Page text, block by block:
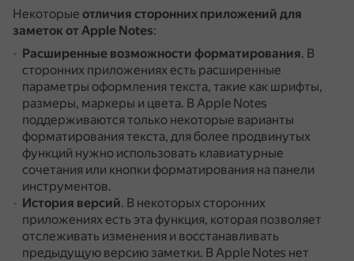
Некоторые отличия сторонних приложений для
заметок от Apple Notes:
Расширенные возможности форматирования. В
сторонних приложениях есть расширенные
параметры оформления текста, такие как шрифты,
размеры, маркеры и цвета. В Apple Notes
поддерживаются только некоторые варианты
форматирования текста, для более продвинутых
функций нужно использовать клавиатурные
сочетания или кнопки форматирования на панели
инструментов.
История версий. В некоторых сторонних
приложениях есть эта функция, которая позволяет
отслеживать изменения и восстанавливать
предыдущую версию заметки. В Apple Notes нет